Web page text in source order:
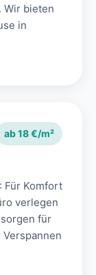
Wir bieten
in
ab 18 €/m²
: Für Komfort
verlegen
für